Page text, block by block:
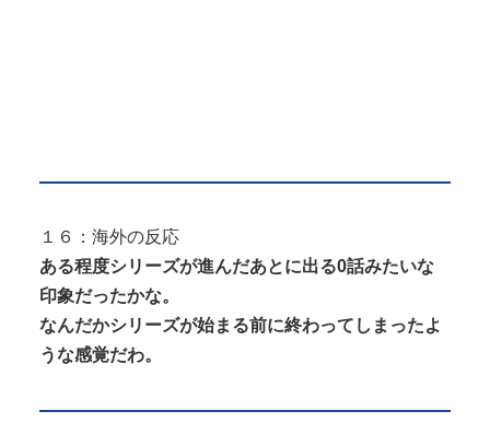
１６：海外の反応
ある程度シリーズが進んだあとに出る0話みたいな
印象だったかな。
なんだかシリーズが始まる前に終わってしまったよ
うな感覚だわ。